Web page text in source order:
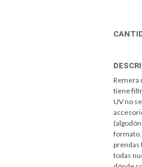
Remera
tiene
UV no
formato.
prendas
todas